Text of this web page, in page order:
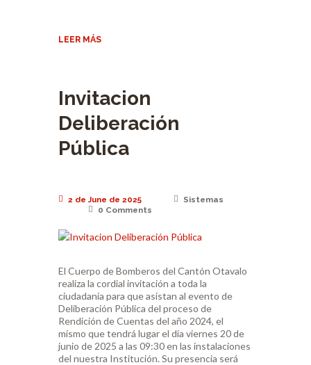
LEER MÁS
Invitacion
Deliberación
Pública
2 de June de 2025
Sistemas
0 Comments
El Cuerpo de Bomberos del Cantón Otavalo
realiza la cordial invitación a toda la
ciudadanía para que asistan al evento de
Deliberación Pública del proceso de
Rendición de Cuentas del año 2024, el
mismo que tendrá lugar el día viernes 20 de
junio de 2025 a las 09:30 en las instalaciones
del nuestra Institución. Su presencia será